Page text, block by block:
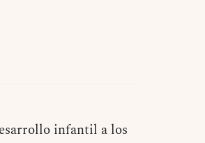
infantil a los